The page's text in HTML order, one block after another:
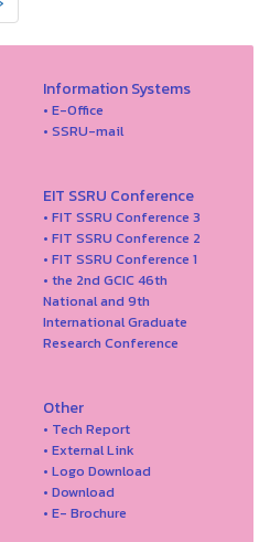
Information Systems
• E-Office
• SSRU-mail
EIT SSRU Conference
• FIT SSRU Conference 3
• FIT SSRU Conference 2
• FIT SSRU Conference 1
• the 2nd GCIC 46th
National and 9th
International Graduate
Research Conference
Other
• Tech Report
• External Link
• Logo Download
• Download
• E- Brochure